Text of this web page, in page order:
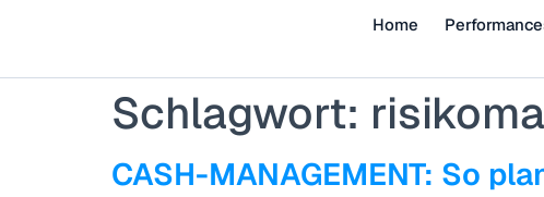
Home
Schlagwort:
CASH-MANAGEMENT: So